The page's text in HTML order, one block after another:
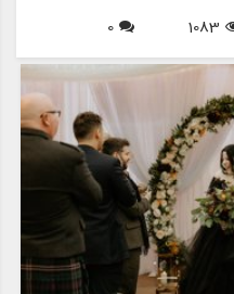
معمولاً فقط یک بار پوشیده می
است. در این مقاله، مزایای
و نشان می دهیم که چگونه می
همچنین مزون چرخچی را به
زمینه اجاره لباس عروس، فروش،
عروس فعالیت می کند.
1083
0